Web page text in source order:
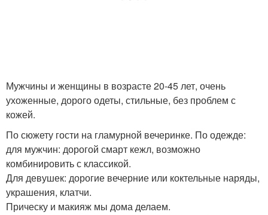
Мужчины и женщины в возрасте 20-45 лет, очень
ухоженные, дорого одеты, стильные, без проблем с
кожей.
По сюжету гости на гламурной вечеринке. По одежде:
для мужчин: дорогой смарт кежл, возможно
комбинировить с классикой.
Для девушек: дорогие вечерние или коктельные наряды,
украшения, клатчи.
Прическу и макияж мы дома делаем.